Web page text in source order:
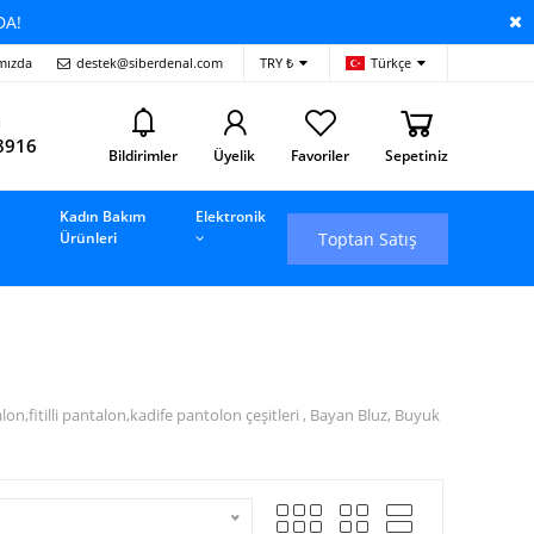
destek@siberdenal.com TRY ₺ Türkçe
Bildirimler Üyelik Favoriler Sepetiniz
Kadın Bakım
Ürünleri
Elektronik
Toptan Satış
pantalon,kadife pantolon çeşitleri , Bayan Bluz, Buyuk